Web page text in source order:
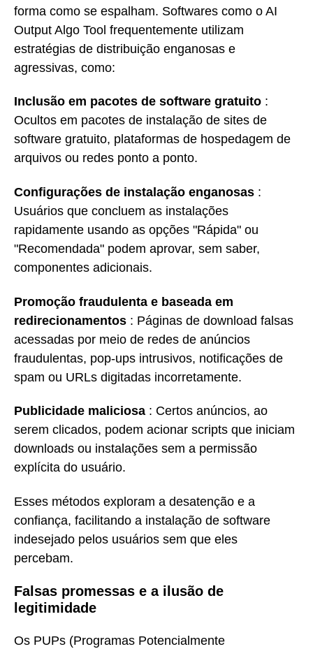
forma como se espalham. Softwares como o AI
Output Algo Tool frequentemente utilizam
estratégias de distribuição enganosas e
agressivas, como:
Inclusão em pacotes de software gratuito :
Ocultos em pacotes de instalação de sites de
software gratuito, plataformas de hospedagem de
arquivos ou redes ponto a ponto.
Configurações de instalação enganosas :
Usuários que concluem as instalações
rapidamente usando as opções "Rápida" ou
"Recomendada" podem aprovar, sem saber,
componentes adicionais.
Promoção fraudulenta e baseada em
redirecionamentos : Páginas de download falsas
acessadas por meio de redes de anúncios
fraudulentas, pop-ups intrusivos, notificações de
spam ou URLs digitadas incorretamente.
Publicidade maliciosa : Certos anúncios, ao
serem clicados, podem acionar scripts que iniciam
downloads ou instalações sem a permissão
explícita do usuário.
Esses métodos exploram a desatenção e a
confiança, facilitando a instalação de software
indesejado pelos usuários sem que eles
percebam.
Falsas promessas e a ilusão de
legitimidade
Os PUPs (Programas Potencialmente